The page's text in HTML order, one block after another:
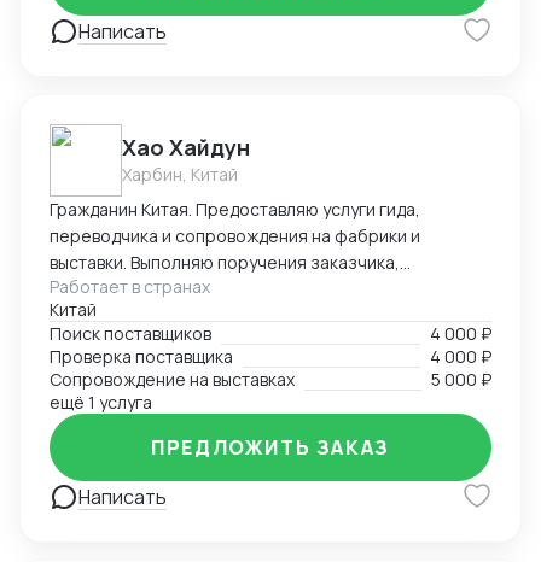
Прохождение таможенного контроля.
Самостоятельная подача Деклараций.
Написать
Хао Хайдун
Харбин, Китай
Гражданин Китая. Предоставляю услуги гида,
переводчика и сопровождения на фабрики и
выставки. Выполняю поручения заказчика,
представляю интересы компании в Китае. Оказываю
услуги по контролю качества продукции и загрузке
контейнеров. Опыт работы во внешнеэкономической
деятельности — более 5 лет. Опыт работы
переводчиком — более 10 лет. Есть личный
автомобиль. Имею опыт работы на
производственных предприятиях. Занимаюсь
поиском и заказом брендовых часов, сумок, одежды
и других товаров. Также организую поиск
Работает в странах
Китай
Поиск поставщиков
4 000 ₽
Проверка поставщика
4 000 ₽
Сопровождение на выставках
5 000 ₽
ещё 1 услуга
Написать
ПРЕДЛОЖИТЬ ЗАКАЗ